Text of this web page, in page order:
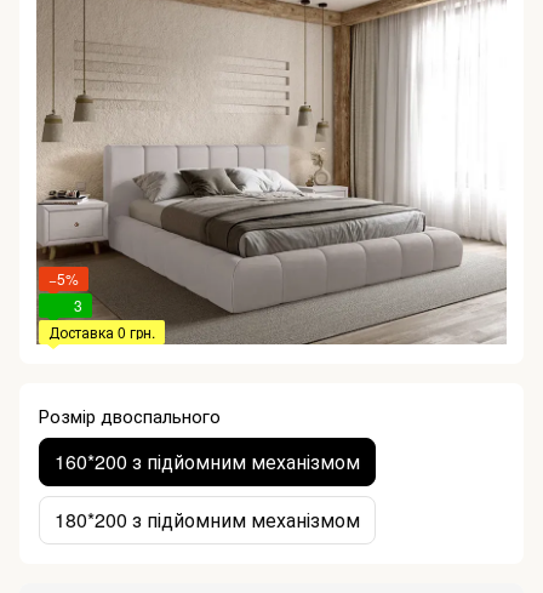
−5%
3
Доставка 0 грн.
Розмір двоспального
160*200 з підйомним механізмом
180*200 з підйомним механізмом